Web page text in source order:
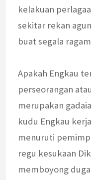
kelakuan
sekitar rekan
buat segala
Apakah Engkau
perseorangan
merupakan
kudu Engkau
menuruti
regu kesukaan
memboyong